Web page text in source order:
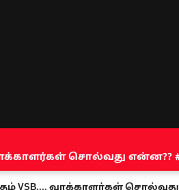
சொல்வது என்ன??